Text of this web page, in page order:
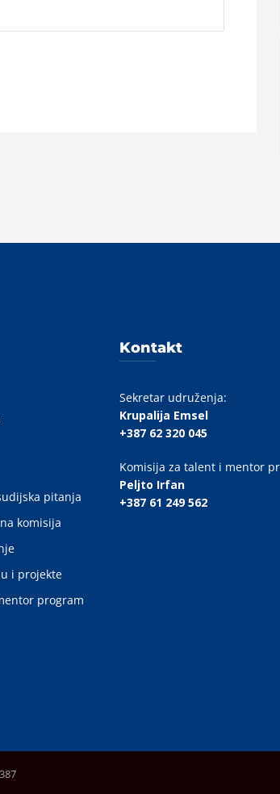
pitanja
komisija
i projekte
program
Kontakt
Sekretar udruženja:
Krupalija Emsel
+387 62 320 045
Komisija za talent i mentor
Peljto Irfan
+387 61 249 562